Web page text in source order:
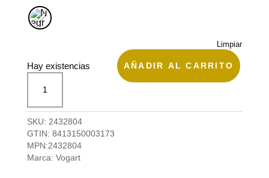
Limpiar
Hay existencias
pequeña,
de
Vogart
cantidad
AÑADIR AL CARRITO
SKU: 2432804
GTIN: 8413150003173
MPN:2432804
Marca: Vogart